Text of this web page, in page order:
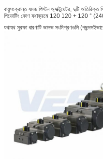
বায়ুসংক্রান্ত যমজ পিস্টন অ্যাক্টুয়েটর, দুটি
পিভোটিং কোণ যথাক্রমে 120 120 + 120 °
যথাযথ সুরক্ষা ধারণাটি ভালভ সংমিশ্রণগুলি